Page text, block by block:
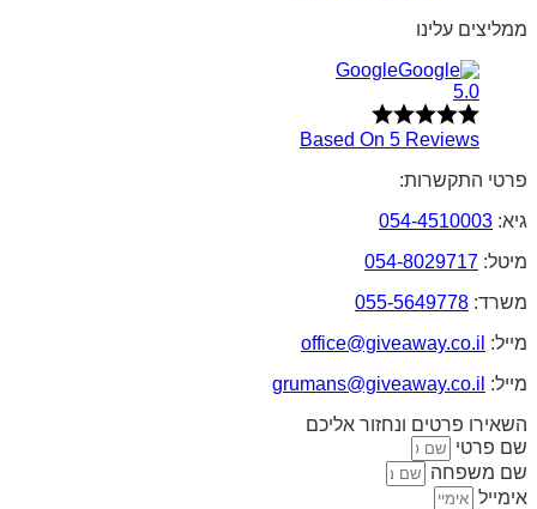
ממליצים עלינו
Google
5.0
Based On 5 Reviews
פרטי התקשרות:
גיא: 054-4510003
מיטל: 054-8029717
משרד: 055-5649778
מייל: office@giveaway.co.il
מייל: grumans@giveaway.co.il
השאירו פרטים ונחזור אליכם
שם פרטי
שם משפחה
אימייל